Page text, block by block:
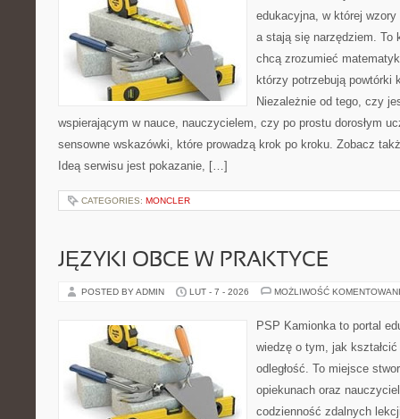
edukacyjna, w której
a stają się narzędziem. To
chcą zrozumieć
którzy potrzebują powtórki
Niezależnie od tego, czy
wspierającym w nauce, nauczycielem, czy po prostu dorosłym
sensowne wskazówki, które prowadzą krok po kroku. Zobacz
Ideą serwisu jest pokazanie, […]
CATEGORIES: MONCLER
JĘZYKI OBCE W PRAKTYCE
POSTED BY ADMIN LUT - 7 - 2026 MOŻLIWOŚĆ
PSP Kamionka to portal
wiedzę o tym, jak
odległość. To miejsce
opiekunach oraz
codzienność zdalnych